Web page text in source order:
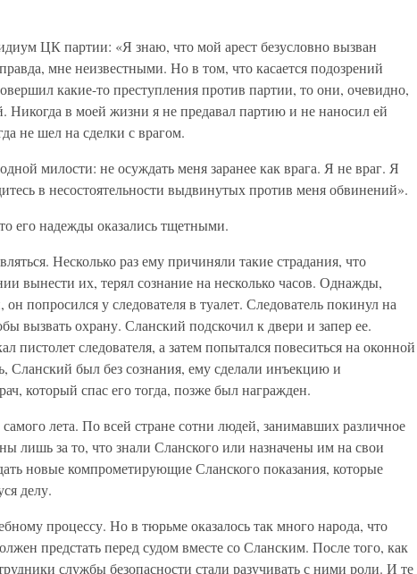
ЦК партии: «Я знаю, что мой арест безусловно вызван
мне неизвестными. Но в том, что касается подозрений
какие-то преступления против партии, то они, очевидно,
в моей жизни я не предавал партию и не наносил ей
не шел на сделки с врагом.
милости: не осуждать меня заранее как врага. Я не враг. Я
в несостоятельности выдвинутых против меня обвинений».
его надежды оказались тщетными.
Несколько раз ему причиняли такие страдания, что
вынести их, терял сознание на несколько часов. Однажды,
он попросился у следователя в туалет. Следователь покинул на
вызвать охрану. Сланский подскочил к двери и запер ее.
пистолет следователя, а затем попытался повеситься на оконной
Сланский был без сознания, ему сделали инъекцию и
который спас его тогда, позже был награжден.
лета. По всей стране сотни людей, занимавших различное
лишь за то, что знали Сланского или назначены им на свои
новые компрометирующие Сланского показания, которые
делу.
процессу. Но в тюрьме оказалось так много народа, что
предстать перед судом вместе со Сланским. После того, как
службы безопасности стали разучивать с ними роли. И те